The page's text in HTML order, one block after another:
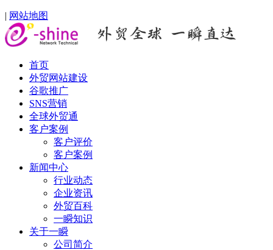
| 网站地图
首页
外贸网站建设
谷歌推广
SNS营销
全球外贸通
客户案例
客户评价
客户案例
新闻中心
行业动态
企业资讯
外贸百科
一瞬知识
关于一瞬
公司简介